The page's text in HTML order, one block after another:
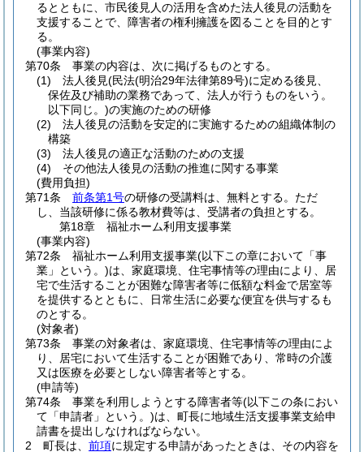
るとともに、市民後見人の活用を含めた法人後見の活動を
支援することで、障害者の権利擁護を図ることを目的とす
る。
(事業内容)
第70条
事業の内容は、次に掲げるものとする。
(1)
法人後見(民法(明治29年法律第89号)に定める後見、
保佐及び補助の業務であって、法人が行うものをいう。
以下同じ。)の実施のための研修
(2)
法人後見の活動を安定的に実施するための組織体制の
構築
(3)
法人後見の適正な活動のための支援
(4)
その他法人後見の活動の推進に関する事業
(費用負担)
第71条
前条第1号の研修の受講料は、無料とする。 ただ
し、当該研修に係る教材費等は、受講者の負担とする。
第18章
福祉ホーム利用支援事業
(事業内容)
第72条
福祉ホーム利用支援事業(以下この章において「事
業」という。)は、家庭環境、住宅事情等の理由により、居
宅で生活することが困難な障害者等に低額な料金で居室等
を提供するとともに、日常生活に必要な便宜を供与するも
のとする。
(対象者)
第73条
事業の対象者は、家庭環境、住宅事情等の理由によ
り、居宅において生活することが困難であり、常時の介護
又は医療を必要としない障害者等とする。
(申請等)
第74条
事業を利用しようとする障害者等(以下この条におい
て「申請者」という。)は、町長に地域生活支援事業支給申
請書を提出しなければならない。
2
町長は、 前項に規定する申請があったときは、その内容を